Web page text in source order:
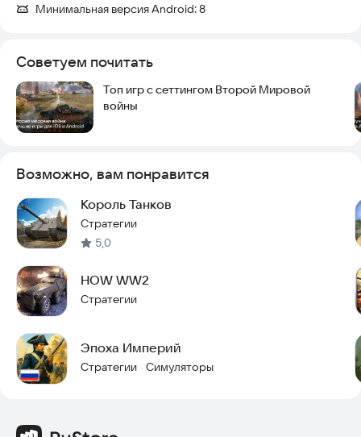
Минимальная версия Android:8
Советуем почитать
Топ игр с сеттингом Второй Мировой
войны
Возможно, вам понравится
Король Танков
Стратегии
5,0
HOW WW2
Стратегии
Эпоха Империй
Стратегии · Симуляторы